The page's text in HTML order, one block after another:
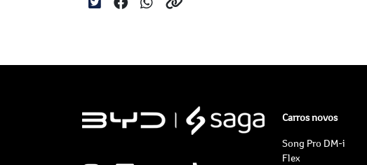
Carros novos
Song Pro DM-i
Flex